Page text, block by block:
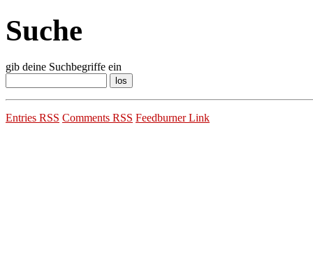
Suche
gib deine Suchbegriffe ein
Entries RSS Comments RSS Feedburner Link